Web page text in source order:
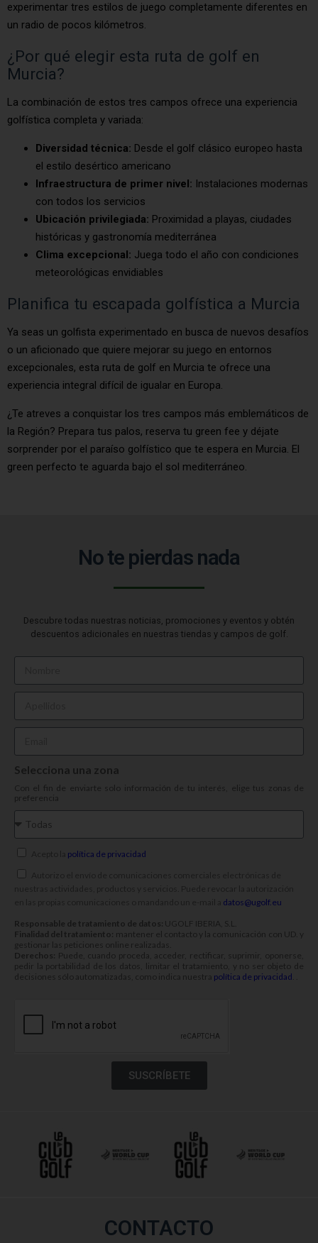
experimentar tres estilos de juego completamente diferentes en
un radio de pocos kilómetros.
¿Por qué elegir esta ruta de golf en
Murcia?
La combinación de estos tres campos ofrece una experiencia
golfística completa y variada:
Diversidad técnica: Desde el golf clásico europeo hasta
el estilo desértico americano
Infraestructura de primer nivel: Instalaciones modernas
con todos los servicios
Ubicación privilegiada: Proximidad a playas, ciudades
históricas y gastronomía mediterránea
Clima excepcional: Juega todo el año con condiciones
meteorológicas envidiables
Planifica tu escapada golfística a Murcia
Ya seas un golfista experimentado en busca de nuevos desafíos
o un aficionado que quiere mejorar su juego en entornos
excepcionales, esta ruta de golf en Murcia te ofrece una
experiencia integral difícil de igualar en Europa.
¿Te atreves a conquistar los tres campos más emblemáticos de
la Región? Prepara tus palos, reserva tu green fee y déjate
sorprender por el paraíso golfístico que te espera en Murcia. El
green perfecto te aguarda bajo el sol mediterráneo.
No te pierdas nada
Descubre todas nuestras noticias, promociones y eventos y obtén
descuentos adicionales en nuestras tiendas y campos de golf.
Selecciona una zona
Con el fin de enviarte solo información de tu interés, elige tus zonas de
preferencia
política de privacidad
datos@ugolf.eu
Responsable de tratamiento de datos: UGOLF IBERIA, S.L.
Finalidad del tratamiento: mantener el contacto y la comunicación con UD. y
gestionar las peticiones online realizadas.
Derechos: Puede, cuando proceda, acceder, rectificar, suprimir, oponerse,
pedir la portabilidad de los datos, limitar el tratamiento, y no ser objeto de
decisiones sólo automatizadas, como indica nuestra política de privacidad
SUSCRÍBETE
CONTACTO